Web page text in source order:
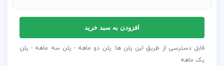
اینترو
فونبال
افزودن به سبد خرید
قابل دسترسی از طریق این پلن ها: پلن دو ماهه - پلن سه ماهه - پلن
یک ماهه